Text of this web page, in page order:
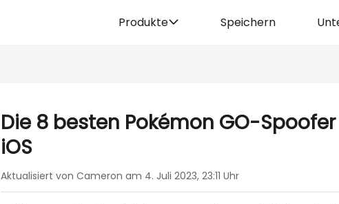
Produkte Speichern
Die 8 besten Pokémon GO-
iOS
Aktualisiert von Cameron am 4. Juli 2023, 23:11 Uhr